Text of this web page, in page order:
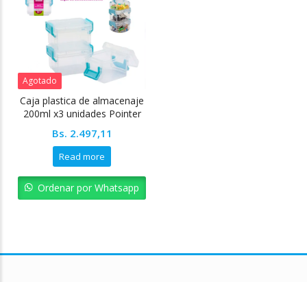
Agotado
Caja plastica de almacenaje
200ml x3 unidades Pointer
Bs. 2.497,11
Read more
Ordenar por Whatsapp